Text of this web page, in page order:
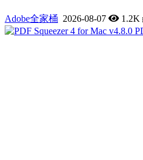
Adobe全家桶 2026-08-07 1.2K